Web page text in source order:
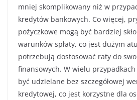
mniej skomplikowany niż w
kredytów bankowych. Co więcej,
pożyczkowe mogą być bardziej
warunków spłaty, co jest dużym
potrzebują dostosować raty do
finansowych. W wielu
być udzielane bez szczegółowej
kredytowej, co jest korzystne dla